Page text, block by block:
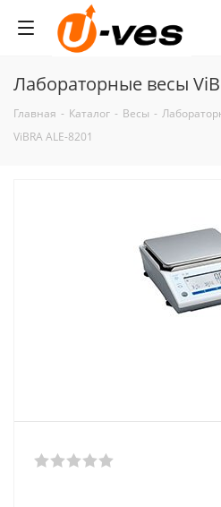
Лабораторные весы
Главная - Каталог - Весы -
ViBRA ALE-8201